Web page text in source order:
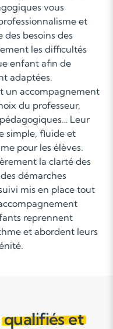
vous
et
des besoins des
les difficultés
enfant afin de
adaptées.
un accompagnement
du professeur,
Leur
simple, fluide et
pour les élèves.
la clarté des
démarches
mis en place tout
reprennent
et abordent leurs
qualifiés et